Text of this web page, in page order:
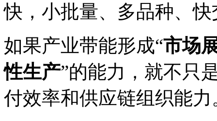
快，小批量、多品种、
如果产业带能形成“市场
性生产”的能力，就不只
付效率和供应链组织能力